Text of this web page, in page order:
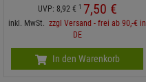
UVP: 8,92 € 1 7,50 €
inkl. MwSt. zzgl Versand - frei ab 90,-€ in
DE
In den Warenkorb